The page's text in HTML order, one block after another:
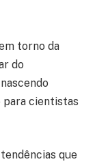
torno da
do
para cientistas
que